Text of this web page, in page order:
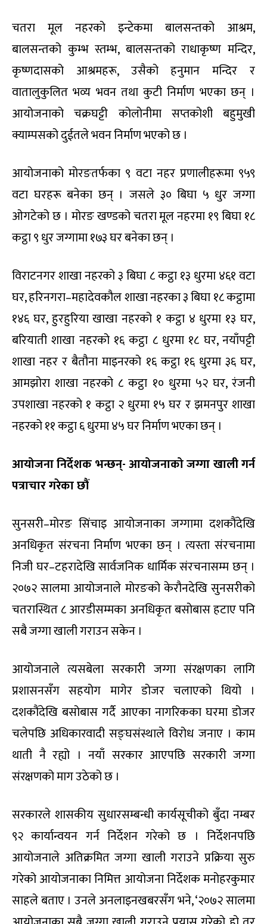
चतरा मूल नहरको इन्टेकमा बालसन्तको आश्रम,
बालसन्तको कुम्भ स्तम्भ, बालसन्तको राधाकृष्ण मन्दिर,
कृष्णदासको आश्रमहरू, उसैको हनुमान मन्दिर र
वातालुकुलित भव्य भवन तथा कुटी निर्माण भएका छन् ।
आयोजनाको चक्रघट्टी कोलोनीमा सप्तकोशी बहुमुखी
क्याम्पसको दुईतले भवन निर्माण भएको छ ।
आयोजनाको मोरङतर्फका ९ वटा नहर प्रणालीहरूमा ९५९
वटा घरहरू बनेका छन् । जसले ३० बिघा ५ धुर जग्गा
ओगटेको छ । मोरङ खण्डको चतरा मूल नहरमा १९ बिघा १८
कट्ठा ९ धुर जग्गामा १७३ घर बनेका छन् ।
विराटनगर शाखा नहरको ३ बिघा ८ कट्ठा १३ धुरमा ४६१ वटा
घर, हरिनगरा–महादेवकौल शाखा नहरका ३ बिघा १८ कट्ठामा
१४६ घर, हुरहुरिया खाखा नहरको १ कट्ठा ४ धुरमा १३ घर,
बरियाती शाखा नहरको १६ कट्ठा ८ धुरमा १८ घर, नयाँपट्टी
शाखा नहर र बैतौना माइनरको १६ कट्ठा १६ धुरमा ३६ घर,
आमझोरा शाखा नहरको ८ कट्ठा १० धुरमा ५२ घर, रंजनी
उपशाखा नहरको १ कट्ठा २ धुरमा १५ घर र झमनपुर शाखा
नहरको ११ कट्ठा ६ धुरमा ४५ घर निर्माण भएका छन् ।
आयोजना निर्देशक भन्छन्- आयोजनाको जग्गा खाली गर्न
पत्राचार गरेका छौं
सुनसरी–मोरङ सिंचाइ आयोजनाका जग्गामा दशकौंदेखि
अनधिकृत संरचना निर्माण भएका छन् । त्यस्ता संरचनामा
निजी घर–टहरादेखि सार्वजनिक धार्मिक संरचनासम्म छन् ।
२०७२ सालमा आयोजनाले मोरङको केरौनदेखि सुनसरीको
चतरास्थित ८ आरडीसम्मका अनधिकृत बसोबास हटाए पनि
सबै जग्गा खाली गराउन सकेन ।
आयोजनाले त्यसबेला सरकारी जग्गा संरक्षणका लागि
प्रशासनसँग सहयोग मागेर डोजर चलाएको थियो ।
दशकौंदेखि बसोबास गर्दै आएका नागरिकका घरमा डोजर
चलेपछि अधिकारवादी सङ्घसंस्थाले विरोध जनाए । काम
थाती नै रह्यो । नयाँ सरकार आएपछि सरकारी जग्गा
संरक्षणको माग उठेको छ ।
सरकारले शासकीय सुधारसम्बन्धी कार्यसूचीको बुँदा नम्बर
९२ कार्यान्वयन गर्न निर्देशन गरेको छ । निर्देशनपछि
आयोजनाले अतिक्रमित जग्गा खाली गराउने प्रक्रिया सुरु
गरेको आयोजनाका निमित्त आयोजना निर्देशक मनोहरकुमार
साहले बताए । उनले अनलाइनखबरसँग भने, ‘२०७२ सालमा